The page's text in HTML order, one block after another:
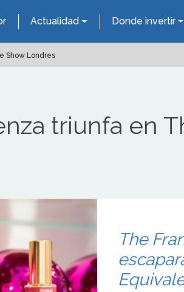
Actualidad Donde invertir
Show Londres
triunfa en
The